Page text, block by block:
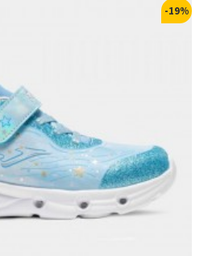
-19%